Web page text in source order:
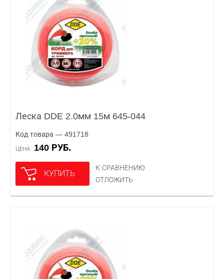
Леска DDE 2.0мм 15м 645-044
Код товара — 491718
ЦЕНА 140 РУБ.
КУПИТЬ
К СРАВНЕНИЮ
ОТЛОЖИТЬ